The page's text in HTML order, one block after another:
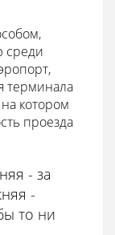
среди
терминала
котором
проезда
- за
-
то ни